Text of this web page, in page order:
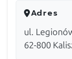
Adres
ul.
62-800